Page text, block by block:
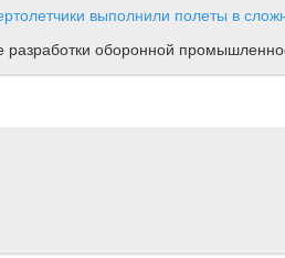
выполнили полеты в
разработки оборонной